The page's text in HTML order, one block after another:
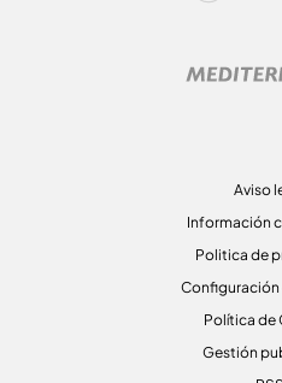
Aviso
Información
Politica de
Configuración
Política de
Gestión